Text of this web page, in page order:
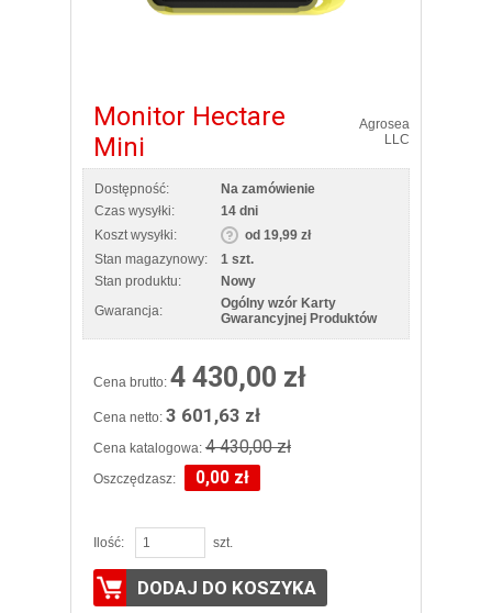
Monitor Hectare
Mini
Agrosea
LLC
Dostępność:
Na zamówienie
Czas wysyłki:
14 dni
Koszt wysyłki:
od 19,99 zł
Stan magazynowy:
1 szt.
Stan produktu:
Nowy
Gwarancja:
Ogólny wzór Karty
Gwarancyjnej Produktów
Cena brutto: 4 430,00 zł
Cena netto: 3 601,63 zł
Cena katalogowa: 4 430,00 zł
Oszczędzasz: 0,00 zł
Ilość: szt.
DODAJ DO KOSZYKA